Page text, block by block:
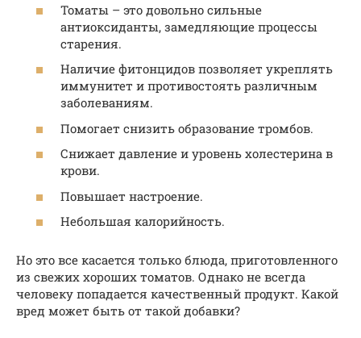
Томаты – это довольно сильные
антиоксиданты, замедляющие процессы
старения.
Наличие фитонцидов позволяет укреплять
иммунитет и противостоять различным
заболеваниям.
Помогает снизить образование тромбов.
Снижает давление и уровень холестерина в
крови.
Повышает настроение.
Небольшая калорийность.
Но это все касается только блюда, приготовленного
из свежих хороших томатов. Однако не всегда
человеку попадается качественный продукт. Какой
вред может быть от такой добавки?